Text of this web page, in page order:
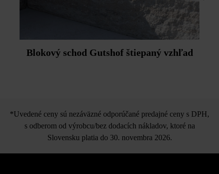
Blokový schod Gutshof štiepaný vzhľad
*Uvedené ceny sú nezáväzné odporúčané predajné ceny s DPH,
s odberom od výrobcu/bez dodacích nákladov, ktoré na
Slovensku platia do 30. novembra 2026.